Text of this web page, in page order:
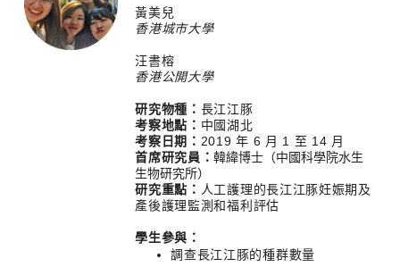
黃美兒
香港城市大學
汪書榕
香港公開大學
研究物種： 長江江豚
考察地點： 中國湖北
考察日期： 2019 年 6 月 1 至 14 月
首席研究員：韓緯博士 （中國科學院水生
生物研究所）
研究重點： 人工護理的長江江豚妊娠期及
產後護理監測和福利評估
學生參與：
調查長江江豚的種群數量